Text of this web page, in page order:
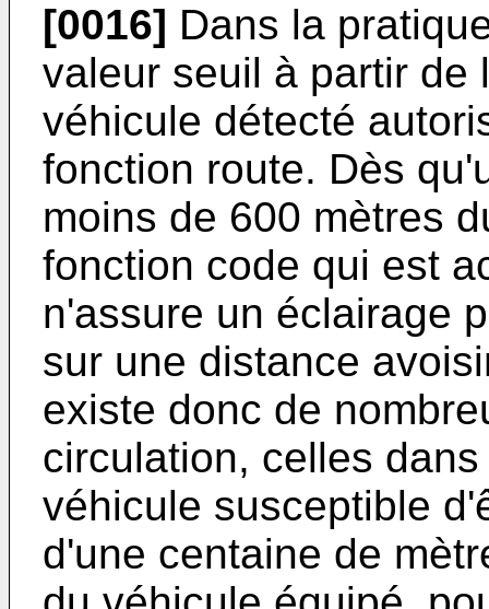
[0016] Dans la
valeur seuil à partir de
véhicule détecté
fonction route. Dès
moins de 600 mètres
fonction code qui est
n'assure un éclairage
sur une distance
existe donc de
circulation, celles
véhicule susceptible
d'une centaine de